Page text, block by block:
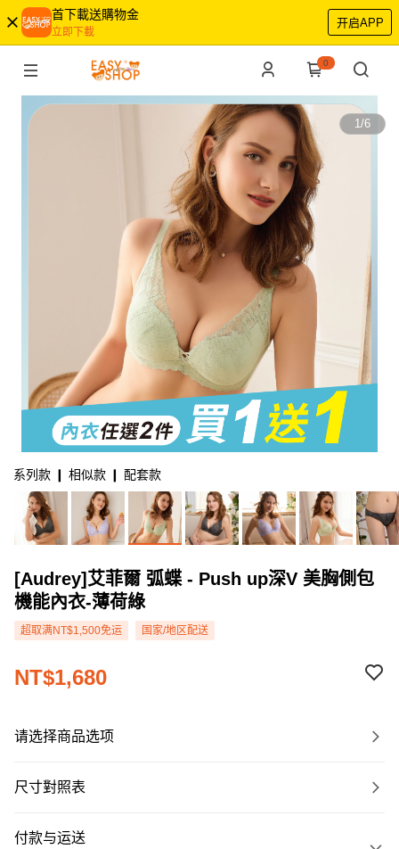
首下載送購物金
立即下載
开启APP
0
1/6
系列款 ❙ 相似款 ❙ 配套款
[Audrey]艾菲爾 弧蝶 - Push up深V 美胸側包
機能內衣-薄荷綠
超取满NT$1,500免运 国家/地区配送
NT$1,680
请选择商品选项
尺寸對照表
付款与运送